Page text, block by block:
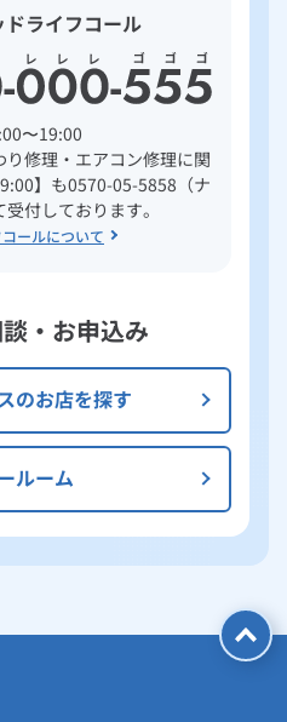
ライフコール
〜19:00
修理・エアコン修理に関
】も0570-05-5858（ナ
付しております。
ールについて
・お申込み
のお店を探す
ルーム